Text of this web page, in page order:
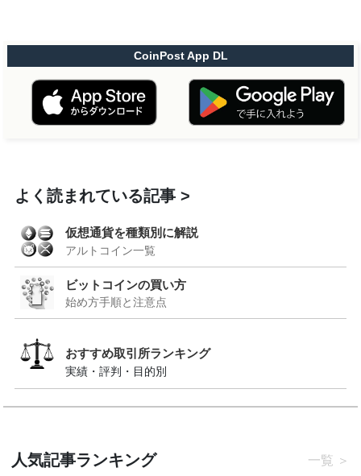
CoinPost App DL
よく読まれている記事
仮想通貨を種類別に解説
アルトコイン一覧
ビットコインの買い方
始め方手順と注意点
おすすめ取引所ランキング
実績・評判・目的別
人気記事ランキング 一覧